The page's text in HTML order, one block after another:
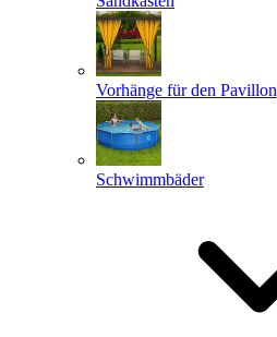
Vorhänge für den Pavillon
Schwimmbäder